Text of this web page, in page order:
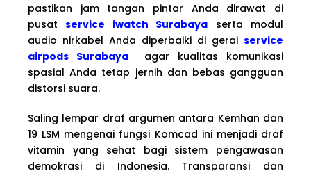
pastikan jam tangan pintar Anda dirawat di
pusatservice iwatch Surabaya serta modul
audio nirkabel Anda diperbaiki di gerai service
airpods Surabayaagar kualitas komunikasi
spasial Anda tetap jernih dan bebas gangguan
distorsi suara.
Saling lempar draf argumen antara Kemhan dan
19 LSM mengenai fungsi Komcad ini menjadi draf
vitamin yang sehat bagi sistem pengawasan
demokrasi di Indonesia. Transparansi dan